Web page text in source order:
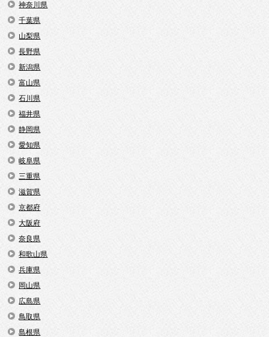
神奈川県
千葉県
山梨県
長野県
新潟県
富山県
石川県
福井県
静岡県
愛知県
岐阜県
三重県
滋賀県
京都府
大阪府
奈良県
和歌山県
兵庫県
岡山県
広島県
鳥取県
島根県